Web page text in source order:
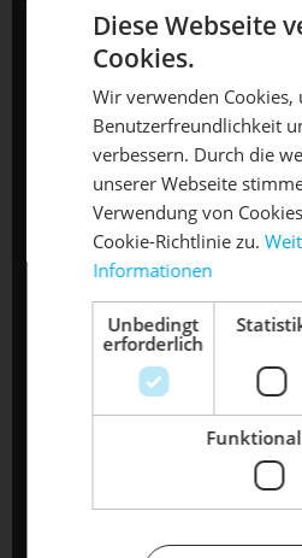
DIE SONNE
RAD
Mach dein Bike
ihm den Service,
Dein Bike braucht
oder ein
Buche dir jetzt
Samstag 10 - 13 Uhr
Diese Webseite
Cookies.
Wir verwenden Cookies,
Benutzerfreundlichkeit
verbessern. Durch die
unserer Webseite
Verwendung von
Cookie-Richtlinie zu.
Informationen
Unbedingt
erforderlich